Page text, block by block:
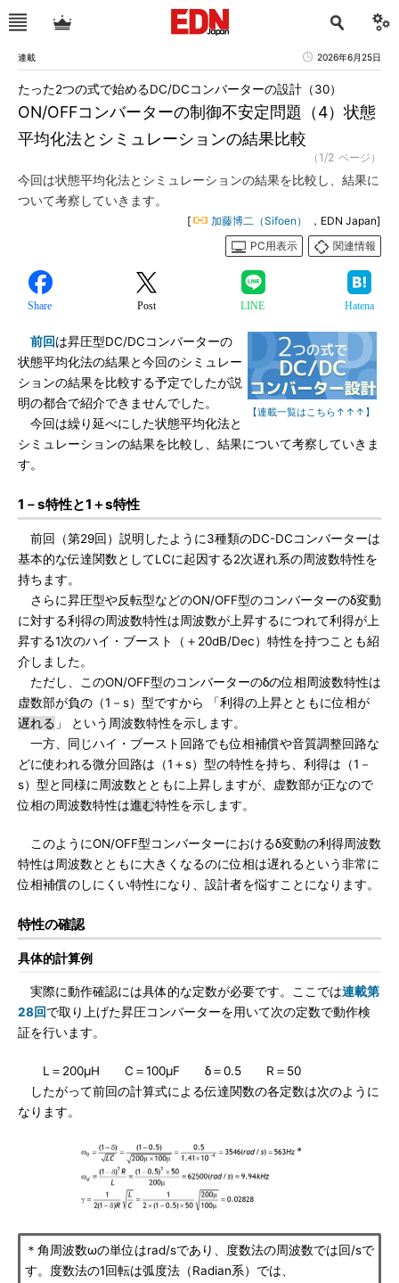
連載 2026年6月25日
ON/OFFコンバーターの制御不安定問題（4）状態
平均化法とシミュレーションの結果比較
たった2つの式で始めるDC/DCコンバーターの設計（30）
（1/2 ページ）
今回は状態平均化法とシミュレーションの結果を比較し、結果に
ついて考察していきます。
[ 加藤博二（Sifoen）
，EDN Japan]
PC用表示
関連情報
Share Post LINE Hatena
【連載一覧はこちら↑↑↑】
前回は昇圧型DC/DCコンバーターの
状態平均化法の結果と今回のシミュレー
ションの結果を比較する予定でしたが説
明の都合で紹介できませんでした。
今回は繰り延べにした状態平均化法と
シミュレーションの結果を比較し、結果について考察していきま
す。
1－s特性と1＋s特性
前回（第29回）説明したように3種類のDC-DCコンバーターは
基本的な伝達関数としてLCに起因する2次遅れ系の周波数特性を
持ちます。
さらに昇圧型や反転型などのON/OFF型のコンバーターのδ変動
に対する利得の周波数特性は周波数が上昇するにつれて利得が上
昇する1次のハイ・ブースト（＋20dB/Dec）特性を持つことも紹
介しました。
ただし、このON/OFF型のコンバーターのδの位相周波数特性は
虚数部が負の（1－s）型ですから 「利得の上昇とともに位相が
遅れる 」 という周波数特性を示します。
一方、同じハイ・ブースト回路でも位相補償や音質調整回路な
どに使われる微分回路は（1＋s）型の特性を持ち、利得は（1－
s）型と同様に周波数とともに上昇しますが、虚数部が正なので
位相の周波数特性は進む特性を示します。
このようにON/OFF型コンバーターにおけるδ変動の利得周波数
特性は周波数とともに大きくなるのに位相は遅れるという非常に
位相補償のしにくい特性になり、設計者を悩すことになります。
特性の確認
具体的計算例
実際に動作確認には具体的な定数が必要です。ここでは連載第
28回で取り上げた昇圧コンバーターを用いて次の定数で動作検
証を行います。
L＝200μH C＝100μF δ＝0.5 R＝50
したがって前回の計算式による伝達関数の各定数は次のように
なります。
＊角周波数ωの単位はrad/sであり、度数法の周波数では回/sで
す。度数法の1回転は弧度法（Radian系）では、